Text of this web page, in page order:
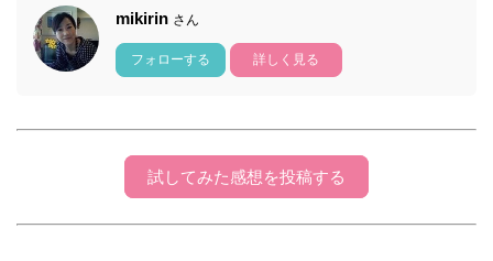
mikirin さん
フォローする 詳しく見る
試してみた感想を投稿する